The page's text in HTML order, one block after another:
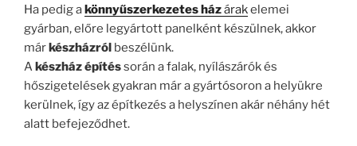
Ha pedig akönnyűszerkezetes házárakelemei
gyárban, előre legyártott panelként készülnek, akkor
márkészházról beszélünk.
Akészház építéssorán a falak, nyílászárók és
hőszigetelések gyakran már a gyártósoron a helyükre
kerülnek, így az építkezés a helyszínen akár néhány hét
alatt befejeződhet.